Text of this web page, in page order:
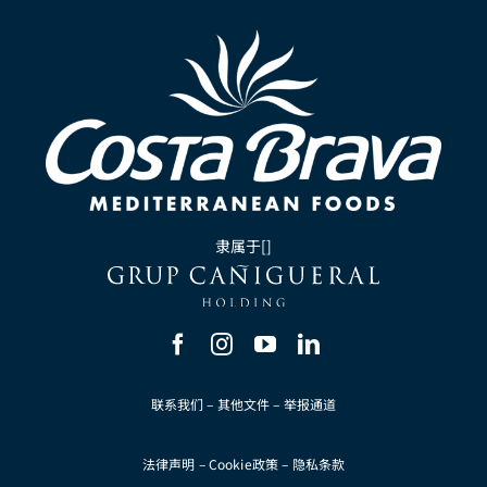
隶属于[]
联系我们 – 其他文件– 举报通道
法律声明 –Cookie政策– 隐私条款